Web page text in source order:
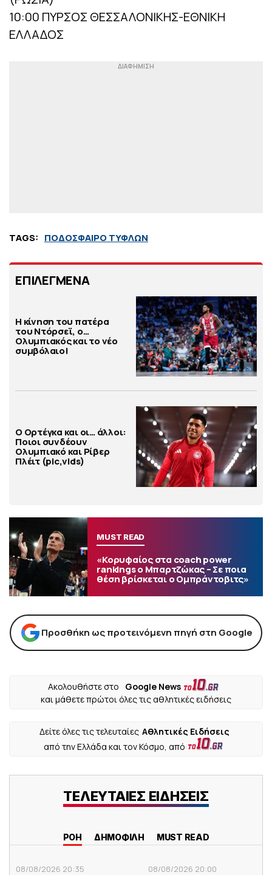
10:00 ΠΥΡΣΟΣ ΘΕΣΣΑΛΟΝΙΚΗΣ-ΕΘΝΙΚΗ
ΕΛΛΑΔΟΣ
TAGS: ΠΟΔΟΣΦΑΙΡΟ ΤΥΦΛΩΝ
ΕΠΙΛΕΓΜΕΝΑ
Η κίνηση του πατέρα
του Ντόρσεϊ, ο…
Ολυμπιακός και το νέο
συμβόλαιο!
Ο Ορτέγκα και οι… άλλοι:
Ποιοι συνδέουν
Ολυμπιακό και Ρίβερ
Πλέιτ (pic,vids)
MUST READ
«Κορυφαίος στα coach power
rankings ο Μπαρτζώκας – Σε ποια
θέση βρίσκεται ο Ομπράντοβιτς»
Προσθήκη ως προτεινόμενη πηγή στη Google
Ακολουθήστε στο
Google News
και μάθετε πρώτοι όλες τις αθλητικές ειδήσεις
Δείτε όλες τις τελευταίες Αθλητικές Ειδήσεις
από την Ελλάδα και τον Κόσμο, από
ΤΕΛΕΥΤΑΙΕΣ ΕΙΔΗΣΕΙΣ
ΡΟΗ ΔΗΜΟΦΙΛΗ MUST READ
08/08/2026 20:35 08/08/2026 20:00